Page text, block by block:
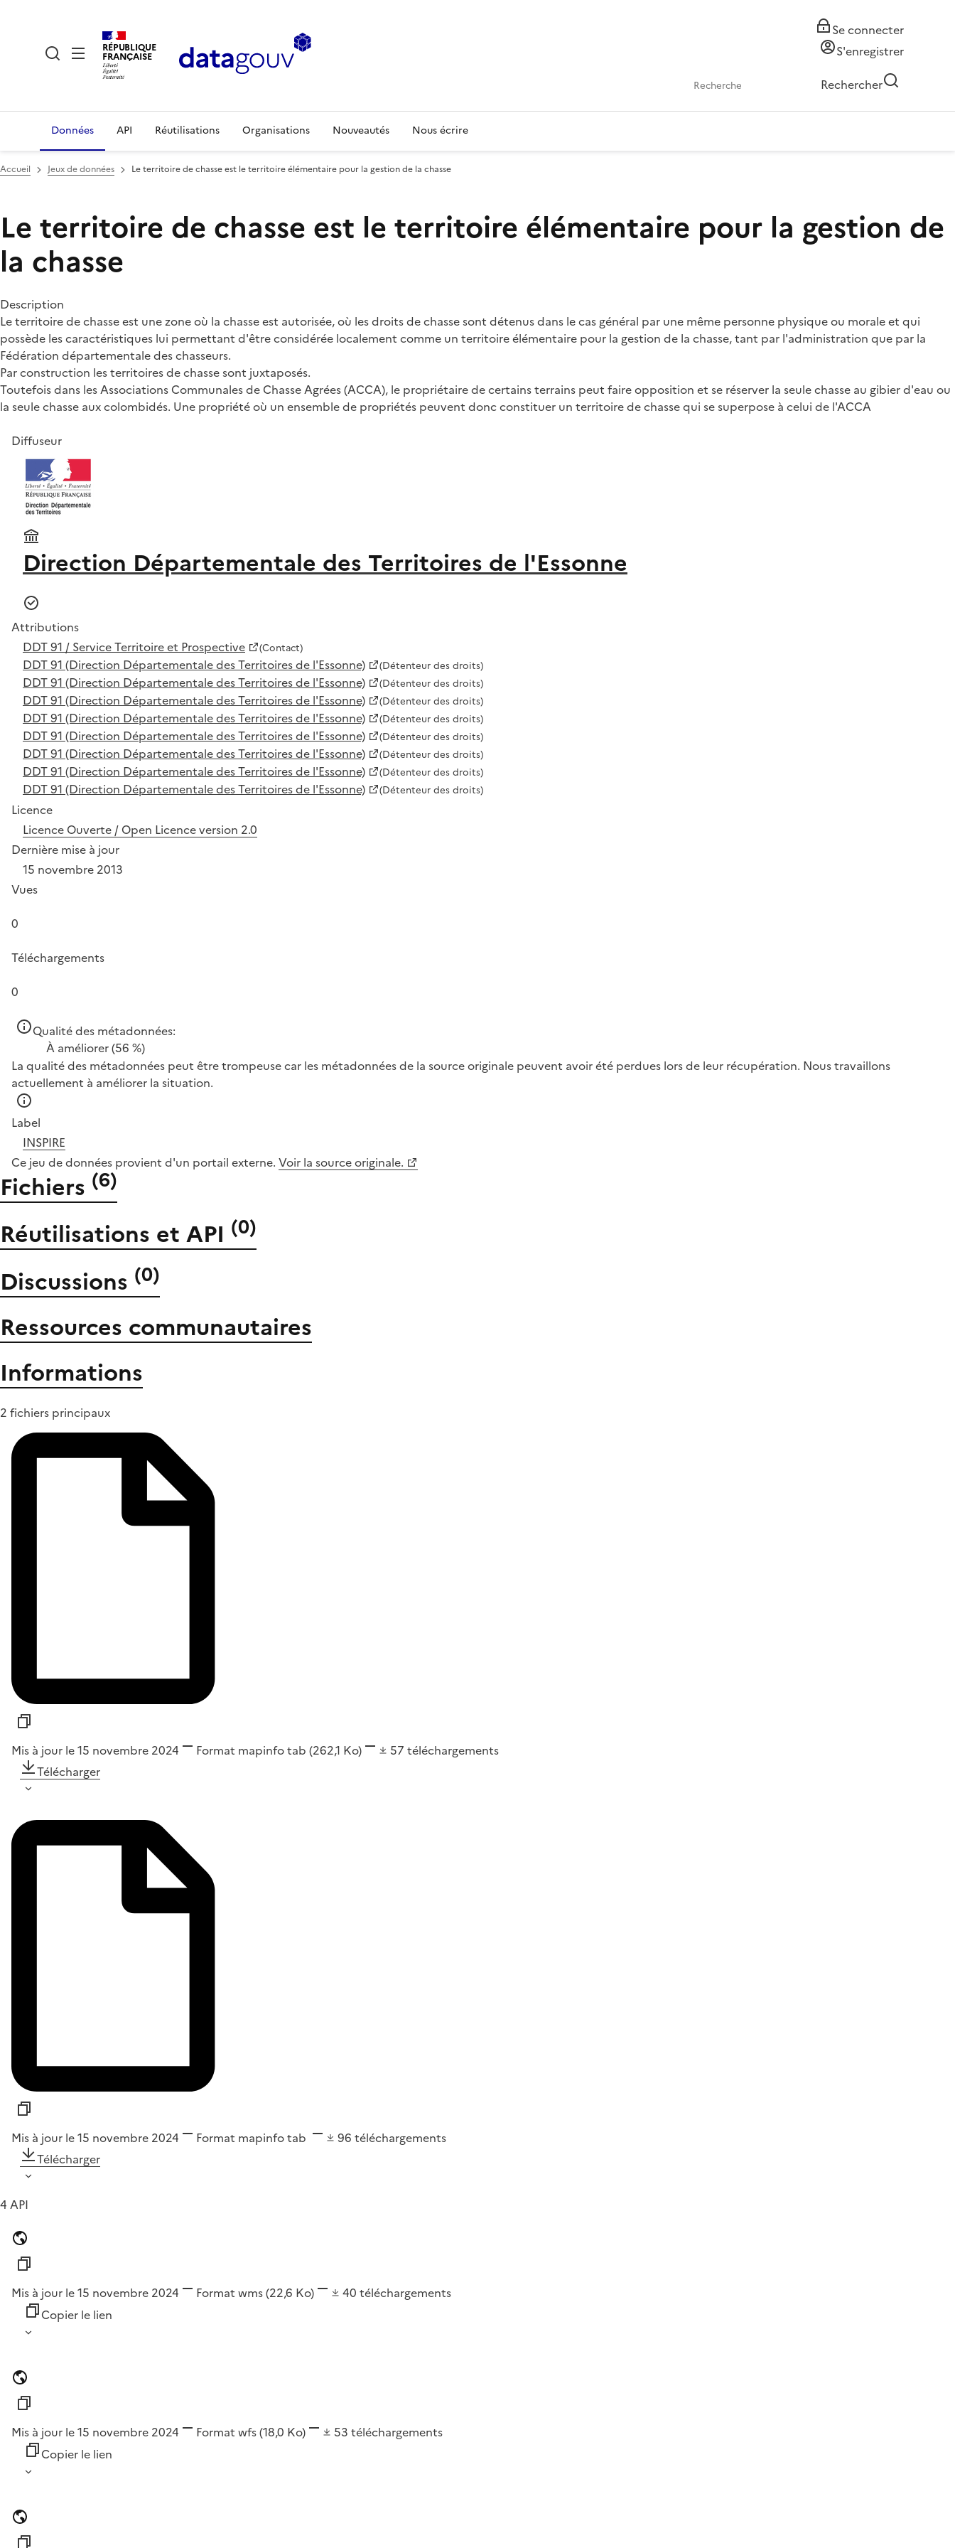
RÉPUBLIQUE
FRANÇAISE
Se connecter
S'enregistrer
Rechercher
Données API Réutilisations Organisations Nouveautés Nous écrire
Accueil Jeux de données Le territoire de chasse est le territoire élémentaire pour la gestion de la chasse
Le territoire de chasse est le territoire élémentaire pour la gestion de
la chasse
Description
Le territoire de chasse est une zone où la chasse est autorisée, où les droits de chasse sont détenus dans le cas général par une même personne physique ou morale et qui
possède les caractéristiques lui permettant d'être considérée localement comme un territoire élémentaire pour la gestion de la chasse, tant par l'administration que par la
Fédération départementale des chasseurs.
Par construction les territoires de chasse sont juxtaposés.
Toutefois dans les Associations Communales de Chasse Agrées (ACCA), le propriétaire de certains terrains peut faire opposition et se réserver la seule chasse au gibier d'eau ou
la seule chasse aux colombidés. Une propriété où un ensemble de propriétés peuvent donc constituer un territoire de chasse qui se superpose à celui de l'ACCA
Diffuseur
Direction Départementale des Territoires de l'Essonne
Attributions
DDT 91 / Service Territoire et Prospective
(Contact)
DDT 91 (Direction Départementale des Territoires de l'Essonne) (Détenteur des droits)
DDT 91 (Direction Départementale des Territoires de l'Essonne) (Détenteur des droits)
DDT 91 (Direction Départementale des Territoires de l'Essonne) (Détenteur des droits)
DDT 91 (Direction Départementale des Territoires de l'Essonne) (Détenteur des droits)
DDT 91 (Direction Départementale des Territoires de l'Essonne) (Détenteur des droits)
DDT 91 (Direction Départementale des Territoires de l'Essonne) (Détenteur des droits)
DDT 91 (Direction Départementale des Territoires de l'Essonne) (Détenteur des droits)
DDT 91 (Direction Départementale des Territoires de l'Essonne) (Détenteur des droits)
Licence
Licence Ouverte / Open Licence version 2.0
Dernière mise à jour
15 novembre 2013
Vues
0
Téléchargements
0
Qualité des métadonnées:
À améliorer(56 %)
La qualité des métadonnées peut être trompeuse car les métadonnées de la source originale peuvent avoir été perdues lors de leur récupération. Nous travaillons
actuellement à améliorer la situation.
Label
INSPIRE
Ce jeu de données provient d'un portail externe. Voir la source originale.
Fichiers (6)
Réutilisations et API (0)
Discussions (0)
Ressources communautaires
Informations
2 fichiers principaux
Mis à jour le 15 novembre 2024 Format mapinfo tab (262,1 Ko) 57 téléchargements
Télécharger
Mis à jour le 15 novembre 2024 Format mapinfo tab 96 téléchargements
Télécharger
4 API
Mis à jour le 15 novembre 2024 Format wms(22,6 Ko) 40 téléchargements
Copier le lien
Mis à jour le 15 novembre 2024 Format wfs(18,0 Ko) 53 téléchargements
Copier le lien